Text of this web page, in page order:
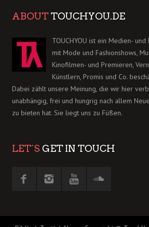
ABOUT TOUCHYOU.DE
TOUCHYOU ist ein Medien-
mit Mode und Fashionshows,
Kinofilmen- und Premieren,
Künstlern, Promis und Co.
Dabei zählt unsere Meinung, die wir hier
unabhängig, frei und hungrig nach allem
zu bieten hat. Sie liegt uns zu Füßen.
LET´S GET IN TOUCH